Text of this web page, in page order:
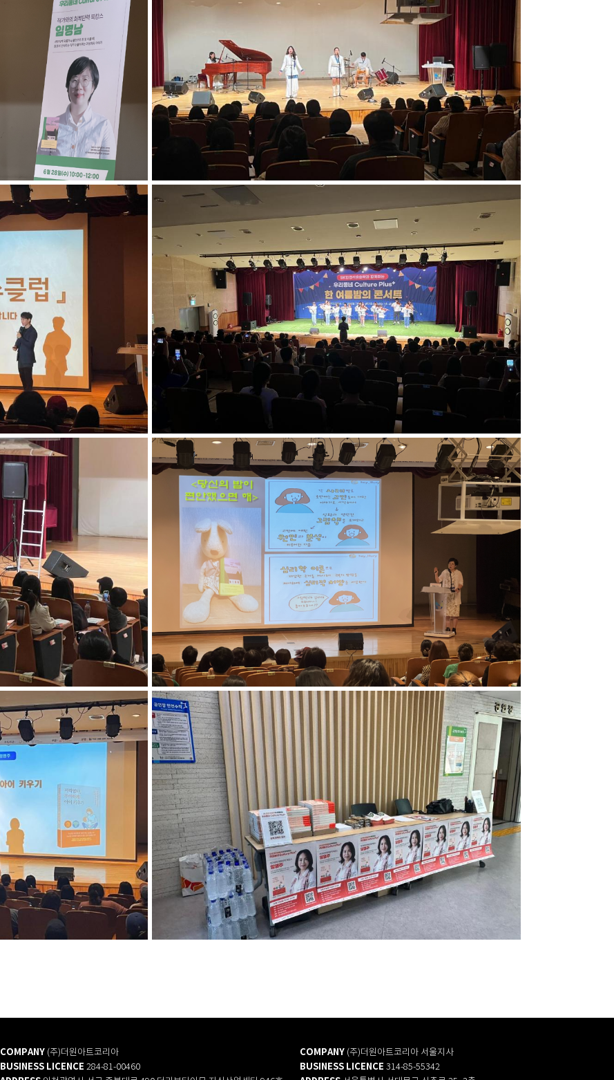
COMPANY (주)더원아트코리아
BUSINESS LICENCE284-81-00460
COMPANY(주)더원아트코리아 서울지사
BUSINESS LICENCE 314-85-55342